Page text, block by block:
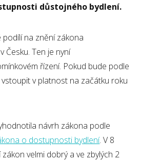
důstojného bydlení.
podílí na znění zákona
Česku. Ten je nyní
řízení. Pokud bude podle
v platnost na začátku roku
návrh zákona podle
o dostupnosti bydlení. V 8
velmi dobrý a ve zbylých 2